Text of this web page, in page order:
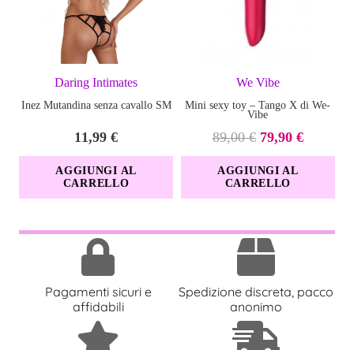
fotografie, film, video e un’ampia varietà di tutti- prodotti
maschili. COLT Studio Group celebra il fascino erotico della
mascolinità. Il nome più affidabile tra i prodotti erotici maschili
Daring Intimates
Inez Mutandina senza cavallo SM
11,99€
AGGIUNGI AL
CARRELLO
We Vibe
Mini sexy toy – Tango X di We-
Vibe
89,00€ Il
prezzo
originale
era:
79,90 €Il
prezzo
è:
AGGIUNGI AL
CARRELLO
Pagamenti sicuri e
affidabili
Spedizione discreta, pacco
anonimo